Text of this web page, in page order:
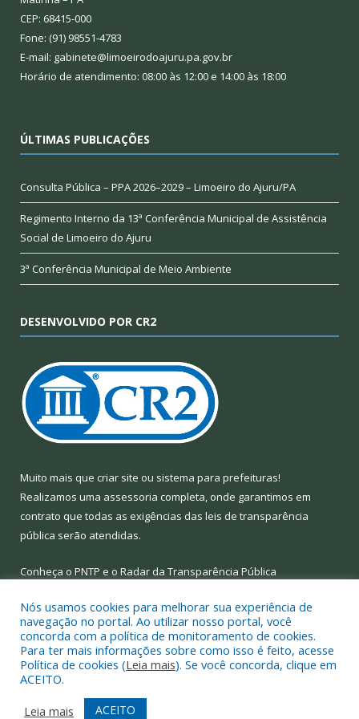
CEP: 68415-000
Fone: (91) 98551-4783
E-mail: gabinete@limoeirodoajuru.pa.gov.br
Horário de atendimento: 08:00 às 12:00 e 14:00 às 18:00
ÚLTIMAS PUBLICAÇÕES
Consulta Pública – PPA 2026–2029 – Limoeiro do Ajuru/PA
Regimento Interno da 13ª Conferência Municipal de Assistência
Social de Limoeiro do Ajuru
3ª Conferência Municipal de Meio Ambiente
DESENVOLVIDO POR CR2
Muito mais que criar site ou sistema para prefeituras!
Realizamos uma assessoria completa, onde garantimos em
contrato que todas as exigências das leis de transparência
pública serão atendidas.
Conheça o PNTP e o Radar da Transparência Pública
Todos os direitos reservados a Prefeitura Municipal de Limoeiro
do Ajuru.
Mapa do Site
Acessar Área Administrativa
Nós usamos cookies para melhorar sua experiência de
navegação no portal. Ao utilizar nosso portal, você
concorda com a política de monitoramento de cookies.
Para ter mais informações sobre como isso é feito, acesse
Política de cookies (Leia mais). Se você concorda, clique em
ACEITO.
Leia mais
ACEITO